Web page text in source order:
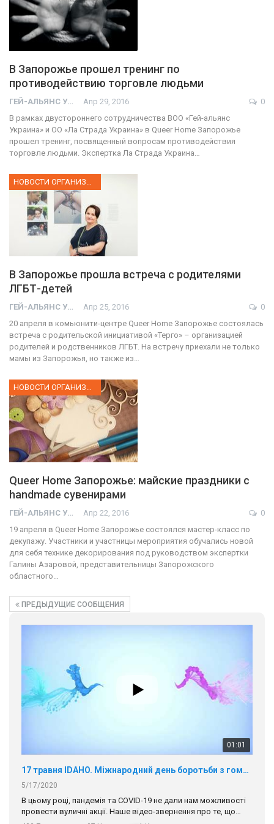
В Запорожье прошел тренинг по
противодействию торговле людьми
ГЕЙ-АЛЬЯНС УКРАИНА Апр 29, 2016
0
В рамках двустороннего сотрудничества ВОО «Гей-альянс
Украина» и ОО «Ла Страда Украина» в Queer Home Запорожье
прошел тренинг, посвященный вопросам противодействия
торговле людьми. Экспертка Ла Страда Украина…
В Запорожье прошла встреча с родителями
ЛГБТ-детей
ГЕЙ-АЛЬЯНС УКРАИНА Апр 25, 2016
0
20 апреля в комьюнити-центре Queer Home Запорожье состоялась
встреча с родительской инициативой «Терго» ­– организацией
родителей и родственников ЛГБТ. На встречу приехали не только
мамы из Запорожья, но также из…
НОВОСТИ ОРГАНИЗАЦИИ
Queer Home Запорожье: майские праздники с
handmade сувенирами
ГЕЙ-АЛЬЯНС УКРАИНА Апр 22, 2016
0
19 апреля в Queer Home Запорожье состоялся мастер-класс по
декупажу. Участники и участницы мероприятия обучались новой
для себя технике декорирования под руководством экспертки
Галины Азаровой, представительницы Запорожского
областного…
ПРЕДЫДУЩИЕ СООБЩЕНИЯ
01:01
17 травня IDAHO. Міжнародний день боротьби з гомофобією трансфобією і біфобія.
5/17/2020
В цьому році, пандемія та COVІD-19 не дали нам можливості
провести вуличні акції. Наше відео-звернення про те, що